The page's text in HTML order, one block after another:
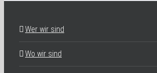
Wer wir sind
Wo wir sind